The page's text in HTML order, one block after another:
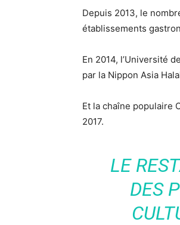
Depuis 2013, le
établissements
En 2014, l’Université
par la Nippon Asia
Et la chaîne populaire
2017.
LE
DES